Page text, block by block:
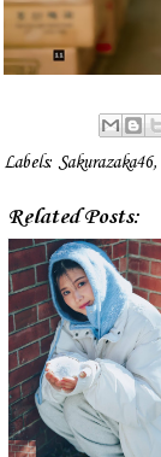
Labels: Sakurazaka46,
Related Posts: